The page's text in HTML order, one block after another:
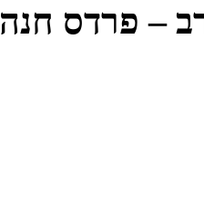
– פרדס חנה